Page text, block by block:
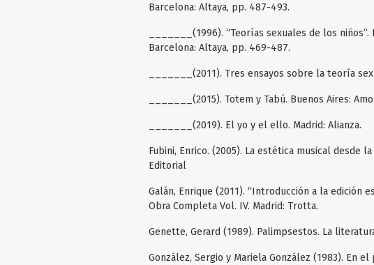
Barcelona: Altaya, pp. 487-493.
_______(1996). “Teorías sexuales de los
Barcelona: Altaya, pp. 469-487.
_______(2011). Tres ensayos sobre la teoría
_______(2015). Totem y Tabú. Buenos Aires:
_______(2019). El yo y el ello. Madrid: Alianza.
Fubini, Enrico. (2005). La estética musical desde
Editorial
Galán, Enrique (2011). “Introducción a la edición
Obra Completa Vol. IV. Madrid: Trotta.
Genette, Gerard (1989). Palimpsestos. La
González, Sergio y Mariela González (1983). En